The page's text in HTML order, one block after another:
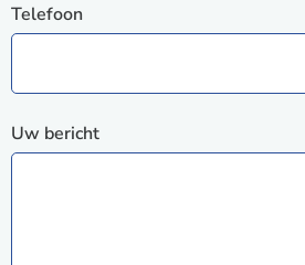
Telefoon
Uw bericht